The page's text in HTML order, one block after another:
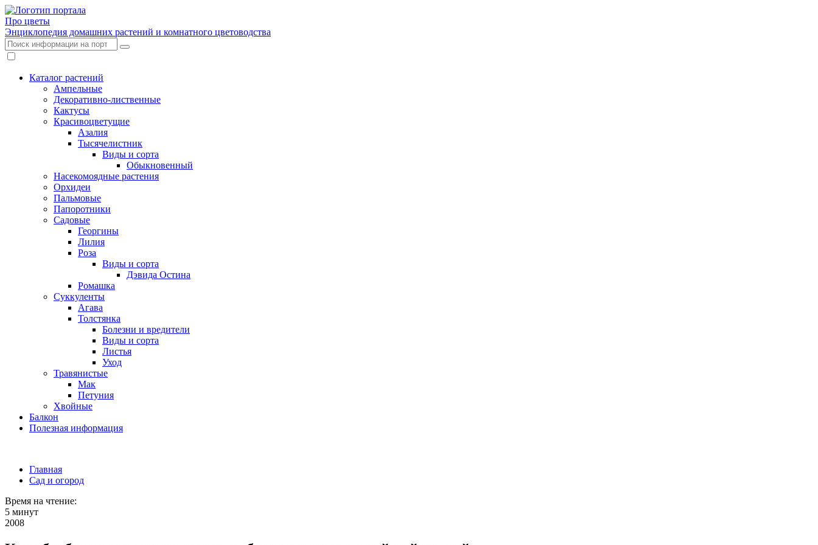
Про цветы
Энциклопедия домашних растений и комнатного цветоводства
Каталог растений
Ампельные
Декоративно-лиственные
Кактусы
Красивоцветущие
Азалия
Тысячелистник
Виды и сорта
Обыкновенный
Насекомоядные растения
Орхидеи
Пальмовые
Папоротники
Садовые
Георгины
Лилия
Роза
Виды и сорта
Дэвида Остина
Ромашка
Суккуленты
Агава
Толстянка
Болезни и вредители
Виды и сорта
Листья
Уход
Травянистые
Мак
Петуния
Хвойные
Балкон
Полезная информация
Главная
Сад и огород
Время на чтение:
5 минут
2008